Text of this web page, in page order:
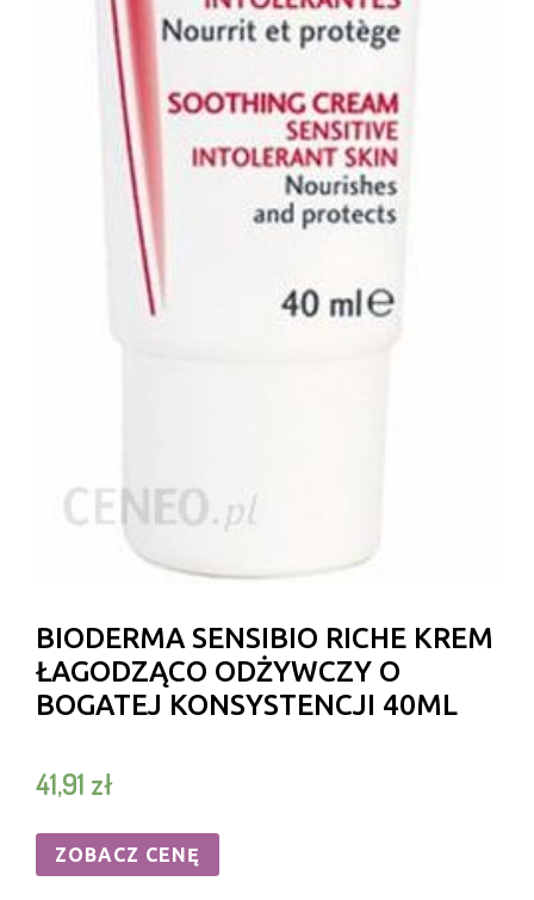
BIODERMA SENSIBIO RICHE KREM
ŁAGODZĄCO ODŻYWCZY O
BOGATEJ KONSYSTENCJI 40ML
41,91 zł
ZOBACZ CENĘ